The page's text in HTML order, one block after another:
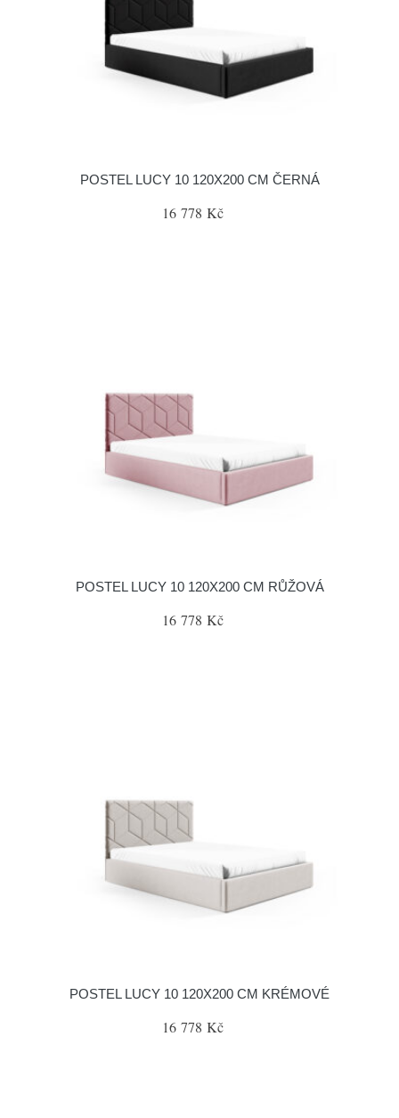
POSTEL LUCY 10 120X200 CM ČERNÁ
16 778 Kč
POSTEL LUCY 10 120X200 CM RŮŽOVÁ
16 778 Kč
POSTEL LUCY 10 120X200 CM KRÉMOVÉ
16 778 Kč